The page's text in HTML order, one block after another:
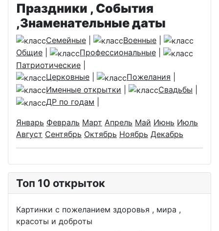
Праздники , События
,Знаменательные даты
Семейные Военные
Общие
Профессиональные
Патриотические
Церковные
Пожелания
Именные открытки
Свадьбы
ДР по годам
Январь Февраль Март Апрель Май Июнь Июль
Август Сентябрь Октябрь Ноябрь Декабрь
Топ 10 открыток
Картинки с пожеланием здоровья , мира ,
красоты и доброты